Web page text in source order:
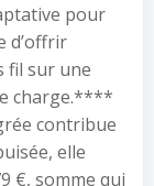
pour
d’offrir
fil sur une
charge.****
contribue
elle
€, somme qui